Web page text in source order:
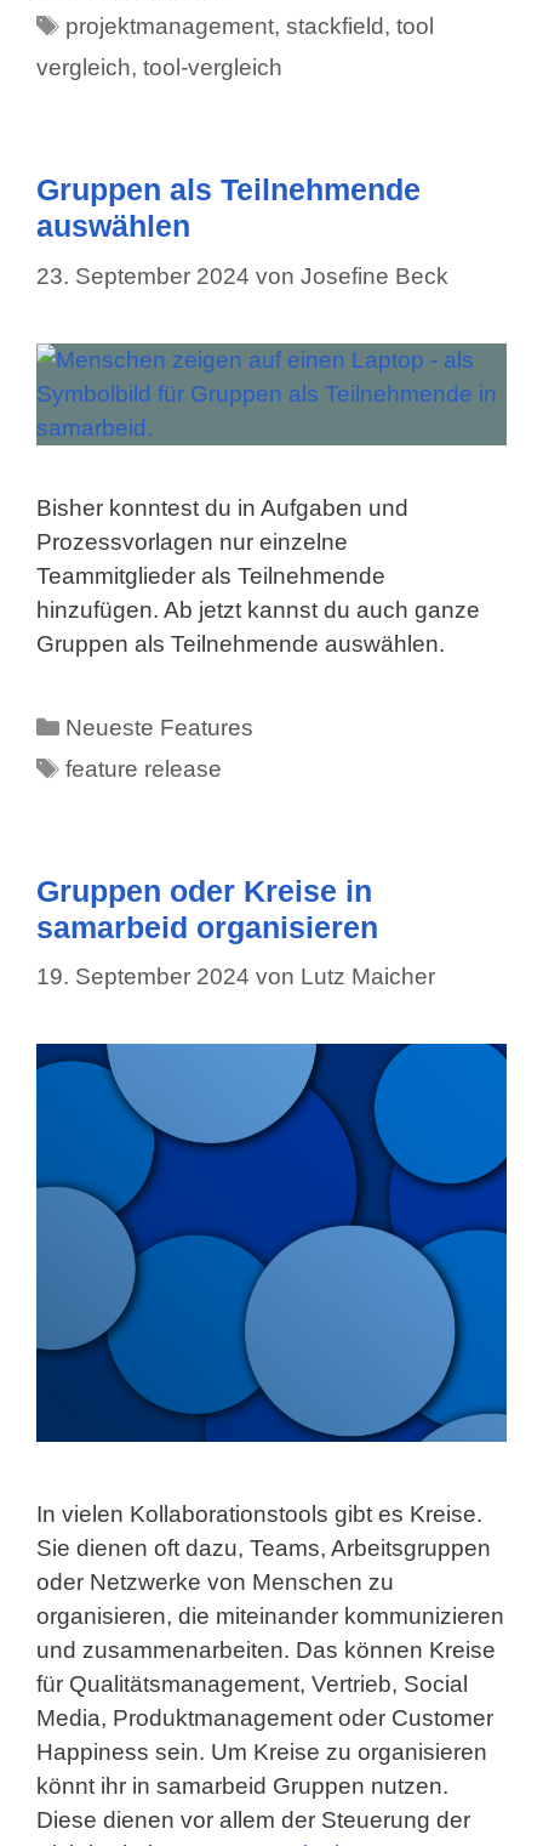
Schlagwörter
projektmanagement,stackfield,tool
vergleich, tool-vergleich
Gruppen als Teilnehmende
auswählen
23. September 2024 von Josefine Beck
Bisher konntest du in Aufgaben und
Prozessvorlagen nur einzelne
Teammitglieder als Teilnehmende
hinzufügen. Ab jetzt kannst du auch ganze
Gruppen als Teilnehmende auswählen.
Kategorien
Neueste Features
Schlagwörter
feature release
Gruppen oder Kreise in
samarbeid organisieren
19. September 2024 von Lutz Maicher
In vielen Kollaborationstools gibt es Kreise.
Sie dienen oft dazu, Teams, Arbeitsgruppen
oder Netzwerke von Menschen zu
organisieren, die miteinander kommunizieren
und zusammenarbeiten. Das können Kreise
für Qualitätsmanagement, Vertrieb, Social
Media, Produktmanagement oder Customer
Happiness sein. Um Kreise zu organisieren
könnt ihr in samarbeid Gruppen nutzen.
Diese dienen vor allem der Steuerung der